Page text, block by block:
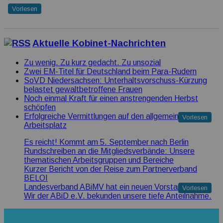
Vorlesen
Aktuelle Kobinet-Nachrichten
Zu wenig. Zu kurz gedacht. Zu unsozial
Zwei EM-Titel für Deutschland beim Para-Rudern
SoVD Niedersachsen: Unterhaltsvorschuss-Kürzung
belastet gewaltbetroffene Frauen
Noch einmal Kraft für einen anstrengenden Herbst
schöpfen
Erfolgreiche Vermittlungen auf den allgemeinen
Arbeitsplatz
Vorlesen
Es reicht! Kommt am 5. September nach Berlin
Rundschreiben an die Mitgliedsverbände: Unsere
thematischen Arbeitsgruppen und Bereiche
Kurzer Bericht von der Reise zum Partnerverband
BELOI
Landesverband ABiMV hat ein neuen Vorstand
Wir der ABiD e.V. bekunden unsere tiefe Anteilnahme.
Vorlesen